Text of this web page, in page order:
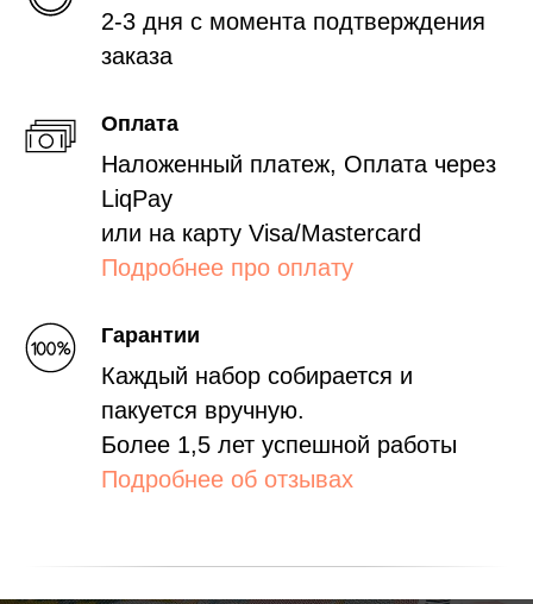
2-3 дня с момента подтверждения
заказа
Оплата
Наложенный платеж, Оплата через
LiqPay
или на карту Visa/Mastercard
Подробнее про оплату
Гарантии
Каждый набор собирается и
пакуется вручную.
Более 1,5 лет успешной работы
Подробнее об отзывах